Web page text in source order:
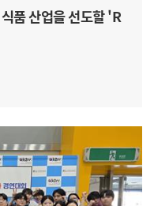
품 산업을 선도할 'R